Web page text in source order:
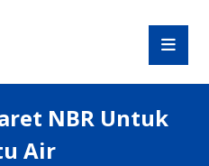
NBR Untuk
Air